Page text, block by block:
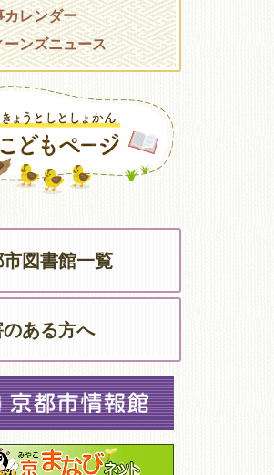
カレンダー
ーンズニュース
図書館一覧
のある方へ